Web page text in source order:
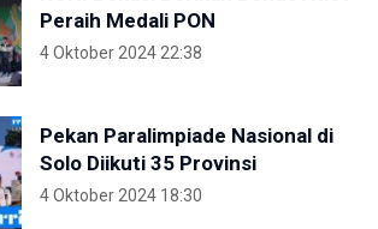
Peraih Medali PON
4 Oktober 2024 22:38
Pekan Paralimpiade Nasional di
Solo Diikuti 35 Provinsi
4 Oktober 2024 18:30